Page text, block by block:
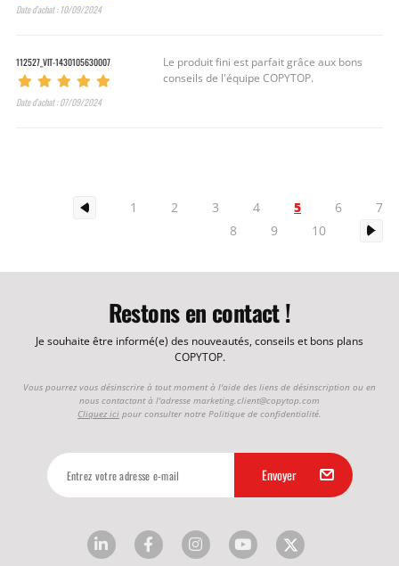
Date d’achat : 10/09/2024
112527_VIT-1430105630007
Date d’achat : 07/09/2024
Le produit fini est parfait grâce aux bons
conseils de l'équipe COPYTOP.
1 2 3 4 5 6
7
8
9 10
Restons en contact !
Je souhaite être informé(e) des nouveautés, conseils et bons plans
COPYTOP.
Vous pourrez vous désinscrire à tout moment à l'aide des liens de désinscription ou en
nous contactant à l'adresse marketing.client@copytop.com
Cliquez ici pour consulter notre Politique de confidentialité.